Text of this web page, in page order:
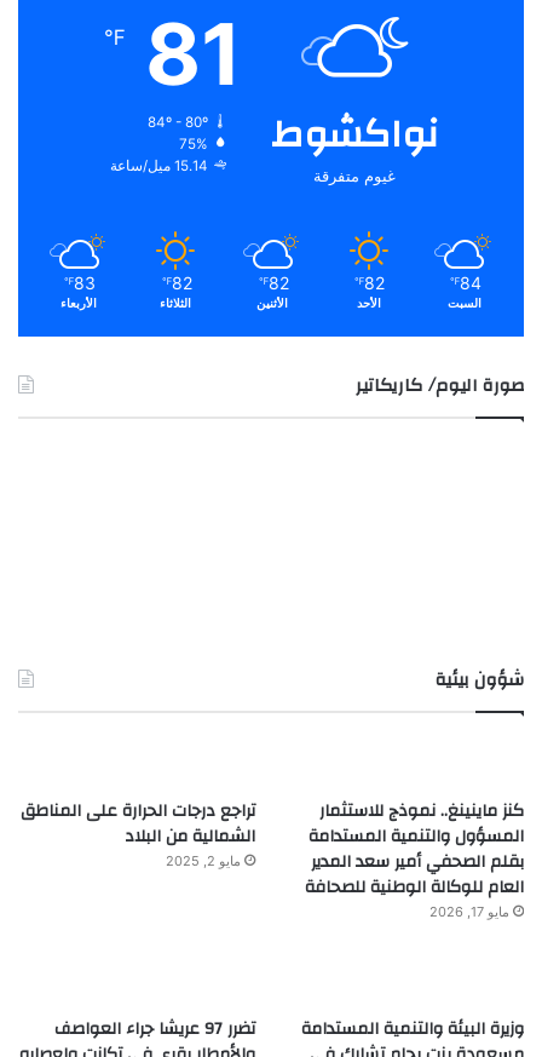
نواكشوط
غيوم متفرقة
81
℉
84º - 80º
75%
15.14 ميل/ساعة
84
℉
السبت
82
℉
الأحد
82
℉
الأثنين
82
℉
الثلاثاء
83
℉
الأربعاء
صورة اليوم/ كاريكاتير
شؤون بيئية
كنز ماينينغ.. نموذج للاستثمار
المسؤول والتنمية المستدامة
بقلم الصحفي أمير سعد المدير
العام للوكالة الوطنية للصحافة
مايو 17, 2026
تراجع درجات الحرارة على المناطق
الشمالية من البلاد
مايو 2, 2025
وزيرة البيئة والتنمية المستدامة
تضرر 97 عريشا جراء العواصف